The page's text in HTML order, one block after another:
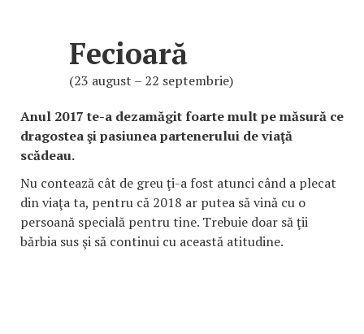
Fecioară
(23 august – 22 septembrie)
Anul 2017 te-a dezamăgit foarte mult pe măsură ce
dragostea şi pasiunea partenerului de viaţă
scădeau.
Nu contează cât de greu ţi-a fost atunci când a plecat
din viaţa ta, pentru că 2018 ar putea să vină cu o
persoană specială pentru tine. Trebuie doar să ţii
bărbia sus şi să continui cu această atitudine.